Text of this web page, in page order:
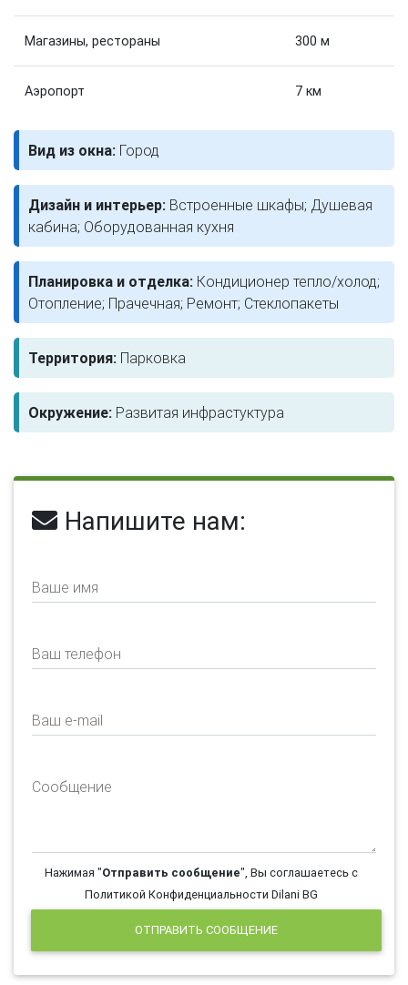
Магазины, рестораны 300 м
Аэропорт 7 км
Вид из окна: Город
Дизайн и интерьер: Встроенные шкафы; Душевая
кабина; Оборудованная кухня
Планировка и отделка: Кондиционер тепло/холод;
Отопление; Прачечная; Ремонт; Стеклопакеты
Территория: Парковка
Окружение: Развитая инфрастуктура
Напишите нам:
Ваше имя
Ваш телефон
Ваш e-mail
Сообщение
Нажимая "Отправить сообщение", Вы соглашаетесь с
Политикой Конфиденциальности Dilani BG
ОТПРАВИТЬ СООБЩЕНИЕ